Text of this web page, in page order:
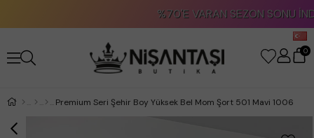
%70'E VARAN SEZON SONU İNDİRİMİ!
0
Premium Seri Şehir Boy Yüksek Bel Mom Şort 501 Mavi 1006